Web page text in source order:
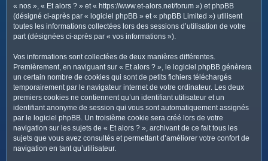
« nos », « Et alors ? » et « https://www.et-alors.net/forum ») et phpBB
(désigné ci-après par « logiciel phpBB » et « phpBB Limited ») utilisent
toutes les informations collectées lors des sessions d’utilisation de votre
part (désignées ci-après par « vos informations »).
Vos informations sont collectées de deux manières différentes.
Premièrement, en naviguant sur « Et alors ? », le logiciel phpBB génèrera
un certain nombre de cookies qui sont de petits fichiers téléchargés
temporairement par le navigateur internet de votre ordinateur. Les deux
premiers cookies ne contiennent qu’un identifiant utilisateur et un
identifiant anonyme de session qui vous sont automatiquement assignés
par le logiciel phpBB. Un troisième cookie sera créé lors de votre
navigation sur les sujets de « Et alors ? », archivant de ce fait tous les
sujets que vous avez consultés et permettant d’améliorer votre confort de
navigation en tant qu’utilisateur.